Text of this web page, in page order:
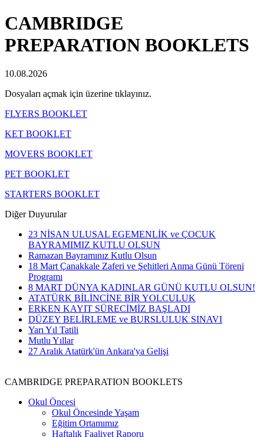
CAMBRIDGE
PREPARATION BOOKLETS
10.08.2026
Dosyaları açmak için üzerine tıklayınız.
FLYERS BOOKLET
KET BOOKLET
MOVERS BOOKLET
PET BOOKLET
STARTERS BOOKLET
Diğer Duyurular
23 NİSAN ULUSAL EGEMENLİK ve ÇOCUK
BAYRAMIMIZ KUTLU OLSUN
Ramazan Bayramınız Kutlu Olsun
18 Mart Çanakkale Zaferi ve Şehitleri Anma Günü Töreni
Programı
8 MART DÜNYA KADINLAR GÜNÜ KUTLU OLSUN!
ATATÜRK BİLİNCİNE BİR YOLCULUK
ERKEN KAYIT SÜRECİMİZ BAŞLADI
DÜZEY BELİRLEME ve BURSLULUK SINAVI
Yarı Yıl Tatili
Mutlu Yıllar
27 Aralık Atatürk'ün Ankara'ya Gelişi
CAMBRIDGE PREPARATION BOOKLETS
Okul Öncesi
Okul Öncesinde Yaşam
Eğitim Ortamımız
Haftalık Faaliyet Raporu